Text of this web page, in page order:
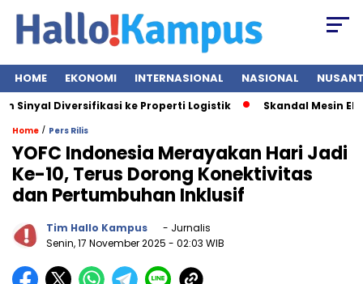
HOME EKONOMI INTERNASIONAL NASIONAL
Diversifikasi ke Properti Logistik Skandal Mesin EDC
Home / Pers Rilis
YOFC Indonesia Merayakan Hari Jadi
Ke-10, Terus Dorong Konektivitas
dan Pertumbuhan Inklusif
Tim Hallo Kampus
- Jurnalis
Senin, 17 November 2025 - 02:03 WIB